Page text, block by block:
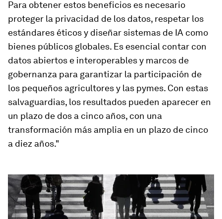
Para obtener estos beneficios es necesario
proteger la privacidad de los datos, respetar los
estándares éticos y diseñar sistemas de IA como
bienes públicos globales. Es esencial contar con
datos abiertos e interoperables y marcos de
gobernanza para garantizar la participación de
los pequeños agricultores y las pymes. Con estas
salvaguardias, los resultados pueden aparecer en
un plazo de dos a cinco años, con una
transformación más amplia en un plazo de cinco
a diez años."